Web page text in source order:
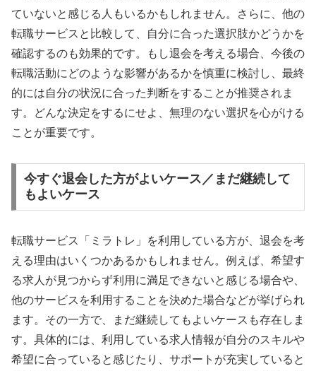
ていないと感じる人もいるかもしれません。さらに、他の
転職サービスと比較して、自分に合った選択肢かどうかを
確認するのも効果的です。もし退会を考える場合、今後の
転職活動にどのような影響があるかを慎重に検討し、最終
的には自分の状況に合った判断をすることが推奨されま
す。どんな決定をするにせよ、無理のない選択を心がける
ことが重要です。
今すぐ退会した方がよいケース／まだ継続して
もよいケース
転職サービス「ミラトレ」を利用している方が、退会を考
える理由はいくつかあるかもしれません。例えば、希望す
る求人が見つからず利用に満足できないと感じる場合や、
他のサービスを利用することを決めた場合などが挙げられ
ます。その一方で、まだ継続してもよいケースも存在しま
す。具体的には、利用している求人情報が自分のスキルや
希望に合っていると感じたり、サポートが充実していると